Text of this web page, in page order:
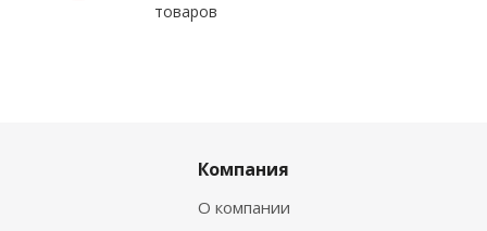
товаров
Компания
О компании